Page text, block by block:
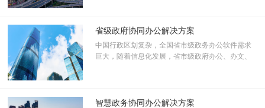
微信绑定
收文汇总
给市政府——③系统自动将多家单位反馈的文件汇总成一份收文——
至数万公务员的访问。
省级政府协同办公解决方案
中国行政区划复杂，全国省市级政务办公软件需求
巨大，随着信息化发展，省市级政府办公、办文、
智慧政务协同办公解决方案